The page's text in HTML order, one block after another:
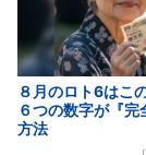
８月のロト6はこ
６つの数字が『完
方法